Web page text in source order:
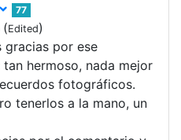
77
(Edited)
gracias por ese
hermoso, nada mejor
fotográficos.
tenerlos a la mano, un